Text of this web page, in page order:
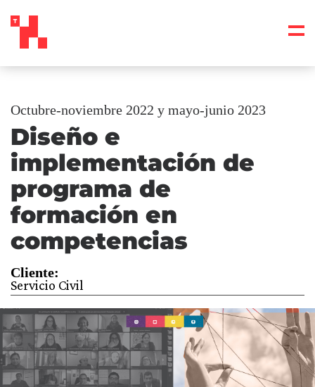
Octubre-noviembre 2022 y mayo-junio 2023
Diseño e
implementación de
programa de
formación en
competencias
Cliente:
Servicio Civil